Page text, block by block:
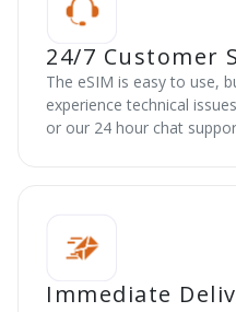
24/7 Customer
The eSIM is easy to use,
experience technical
or our 24 hour chat
Immediate